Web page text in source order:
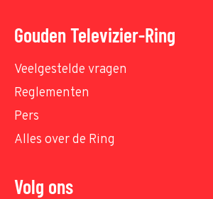
Gouden Televizier-Ring
Veelgestelde vragen
Reglementen
Pers
Alles over de Ring
Volg ons